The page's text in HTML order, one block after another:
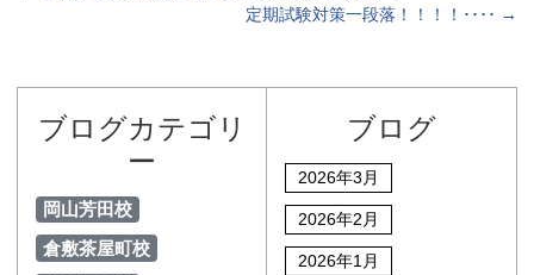
定期試験対策一段落！！！！････ →
ブログカテゴリ
ー
岡山芳田校
倉敷茶屋町校
ブログ
2026年3月
2026年2月
2026年1月